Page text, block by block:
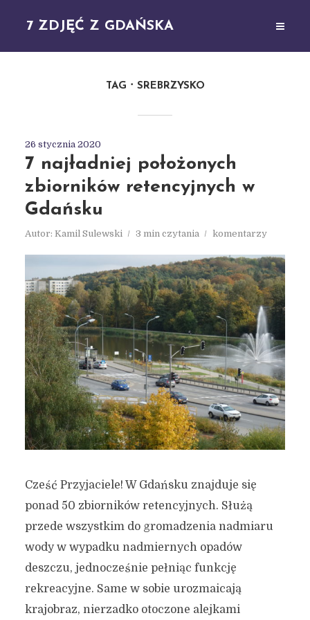
7 ZDJĘĆ Z GDAŃSKA
TAG SREBRZYSKO
26 stycznia 2020
7 najładniej położonych
zbiorników retencyjnych w
Gdańsku
Autor: Kamil Sulewski 3 min czytania komentarzy
Cześć Przyjaciele! W Gdańsku znajduje się
ponad 50 zbiorników retencyjnych. Służą
przede wszystkim do gromadzenia nadmiaru
wody w wypadku nadmiernych opadów
deszczu, jednocześnie pełniąc funkcję
rekreacyjne. Same w sobie urozmaicają
krajobraz, nierzadko otoczone alejkami